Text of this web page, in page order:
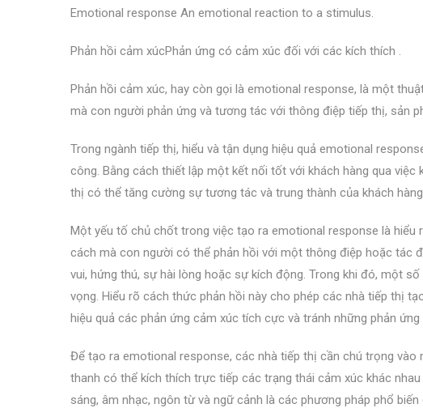
Emotional response An emotional reaction to a stimulus.
Phản hồi cảm xúcPhản ứng có cảm xúc đối với các kích thích .
Phản hồi cảm xúc, hay còn gọi là emotional response, là một
mà con người phản ứng và tương tác với thông điệp tiếp thị, sản
Trong ngành tiếp thị, hiểu và tận dụng hiệu quả emotional
công. Bằng cách thiết lập một kết nối tốt với khách hàng qua
thị có thể tăng cường sự tương tác và trung thành của khách
Một yếu tố chủ chốt trong việc tạo ra emotional response là
cách mà con người có thể phản hồi với một thông điệp hoặc tác
vui, hứng thú, sự hài lòng hoặc sự kích động. Trong khi đó, một
vọng. Hiểu rõ cách thức phản hồi này cho phép các nhà tiếp thị
hiệu quả các phản ứng cảm xúc tích cực và tránh những phản
Để tạo ra emotional response, các nhà tiếp thị cần chú trọng
thanh có thể kích thích trực tiếp các trạng thái cảm xúc khác
sáng, âm nhạc, ngôn từ và ngữ cảnh là các phương pháp phổ